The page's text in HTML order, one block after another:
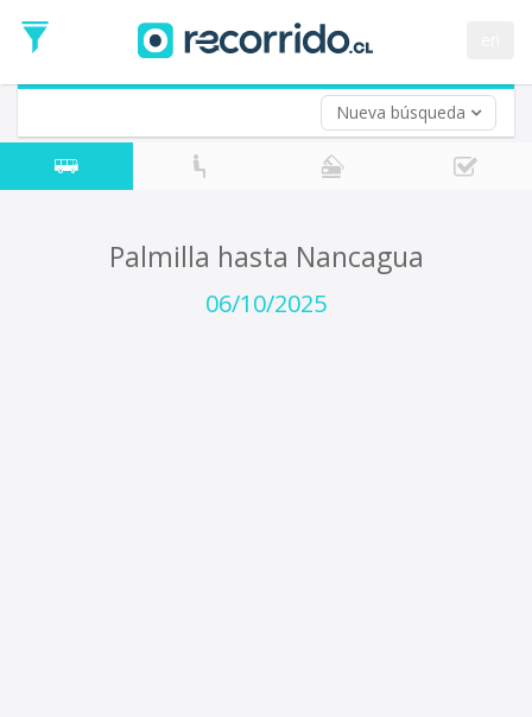
Nueva búsqueda
de
Ida
Vuelta (opcional)
Fecha
de
Palmilla hasta Nancagua
06/10/2025